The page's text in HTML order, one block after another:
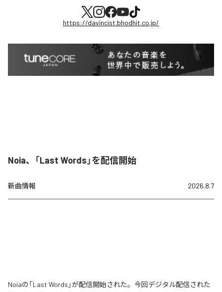
https://davincist.bhodhit.co.jp/
Noia、「Last Words」を配信開始
新曲情報 2026.8.7
Noiaの「Last Words」が配信開始された。今回デジタル配信された